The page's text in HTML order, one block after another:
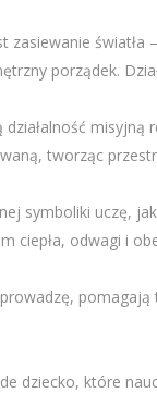
zasiewanie światła
porządek.
działalność
tworząc
symboliki uczę,
ciepła, odwagi i
pomagają
dziecko, które